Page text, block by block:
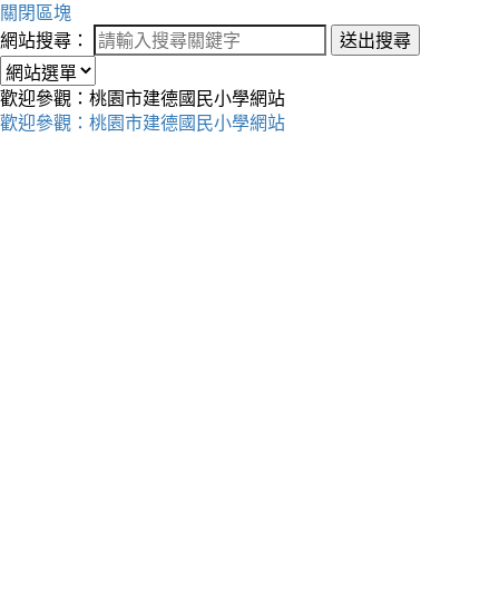
關閉區塊
網站搜尋：
送出搜尋
歡迎參觀：桃園市建德國民小學網站
歡迎參觀：桃園市建德國民小學網站